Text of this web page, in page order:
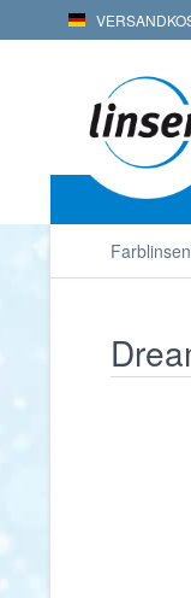
Farblinsen